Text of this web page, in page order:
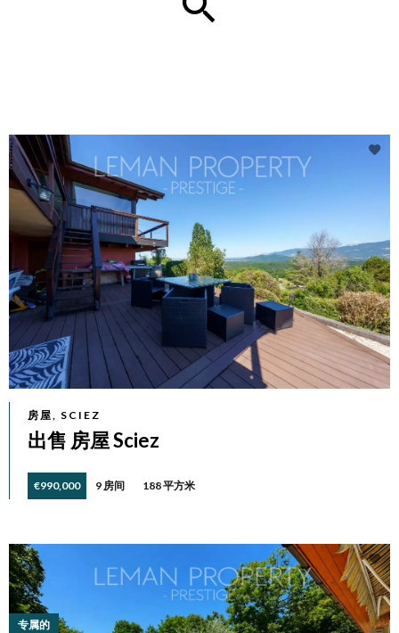
房屋, SCIEZ
出售 房屋 Sciez
€990,000 9 房间 188 平方米
专属的